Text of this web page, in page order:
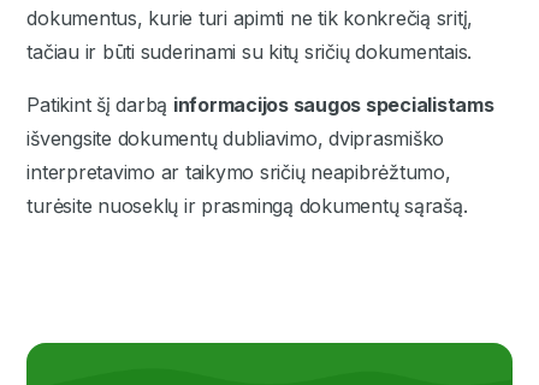
dokumentus, kurie turi apimti ne tik konkrečią sritį,
tačiau ir būti suderinami su kitų sričių dokumentais.
Patikint šį darbą informacijos saugos specialistams
išvengsite dokumentų dubliavimo, dviprasmiško
interpretavimo ar taikymo sričių neapibrėžtumo,
turėsite nuoseklų ir prasmingą dokumentų sąrašą.